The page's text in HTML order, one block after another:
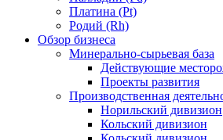
Платина (Pt)
Родий (Rh)
Обзор бизнеса
Минерально-сырьевая база
Действующие
Проекты развития
Производственная
Норильский дивизион
Кольский дивизион